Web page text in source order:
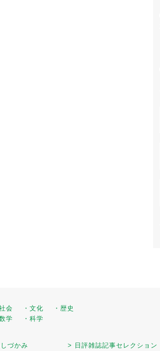
会 ・文化
・歴史
学 ・科学
づかみ > 日評雑誌記事セレクション